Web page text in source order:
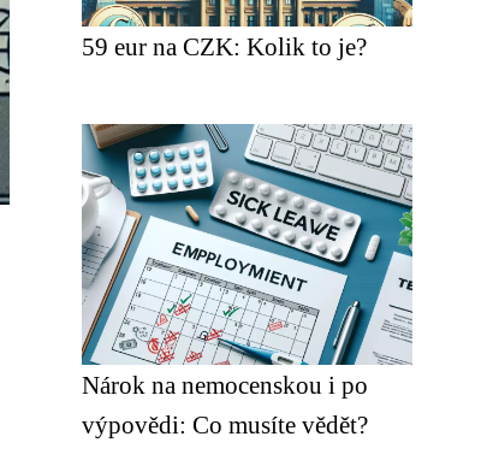
59 eur na CZK: Kolik to je?
Nárok na nemocenskou i po
výpovědi: Co musíte vědět?